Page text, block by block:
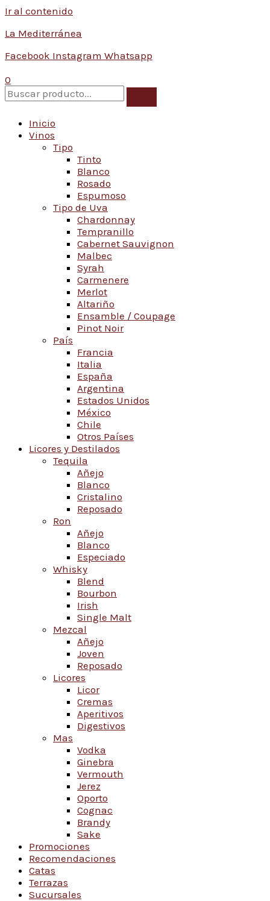
Ir al contenido
La Mediterránea
Facebook Instagram Whatsapp
0
Inicio
Vinos
Tipo
Tinto
Blanco
Rosado
Espumoso
Tipo de Uva
Chardonnay
Tempranillo
Cabernet Sauvignon
Malbec
Syrah
Carmenere
Merlot
Altariño
Ensamble / Coupage
Pinot Noir
País
Francia
Italia
España
Argentina
Estados Unidos
México
Chile
Otros Países
Licores y Destilados
Tequila
Añejo
Blanco
Cristalino
Reposado
Ron
Añejo
Blanco
Especiado
Whisky
Blend
Bourbon
Irish
Single Malt
Mezcal
Añejo
Joven
Reposado
Licores
Licor
Cremas
Aperitivos
Digestivos
Mas
Vodka
Ginebra
Vermouth
Jerez
Oporto
Cognac
Brandy
Sake
Promociones
Recomendaciones
Catas
Terrazas
Sucursales
Conoce nuestras promociones y servicios